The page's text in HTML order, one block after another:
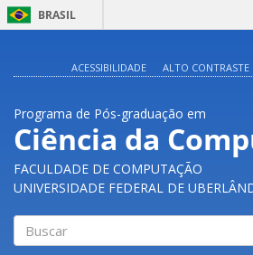
BRASIL
ACESSIBILIDADE
ALTO CONTRASTE
Programa de Pós-graduação em
Ciência da
FACULDADE DE COMPUTAÇÃO
UNIVERSIDADE FEDERAL DE